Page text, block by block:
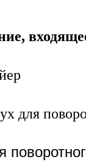
для